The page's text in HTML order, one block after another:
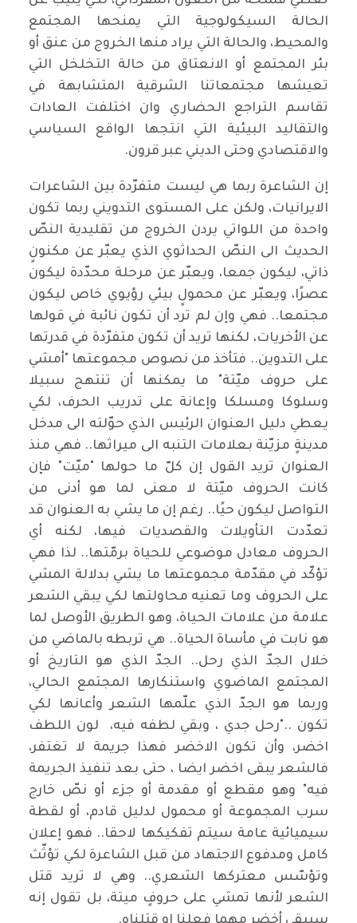
الحالة السيكولوجية التي يمنحها المجتمع
والمحيط، والحالة التي يراد منها الخروج من عنق أو
بئر المجتمع أو الانعتاق من حالة التخلخل التي
تعيشها مجتمعاتنا الشرقية المتشابهة في
تقاسم التراجع الحضاري وان اختلفت العادات
والتقاليد البيئية التي انتجها الواقع السياسي
والاقتصادي وحتى الديني عبر قرون.
إن الشاعرة ربما هي ليست متفرّدة بين الشاعرات
الايرانيات، ولكن على المستوى التدويني ربما تكون
واحدة من اللواتي يردن الخروج من تقليدية النصّ
الحديث الى النصّ الحداثوي الذي يعبّر عن مكنونٍ
ذاتي، ليكون جمعا، ويعبّر عن مرحلة محدّدة ليكون
عصرًا، ويعبّر عن محمولٍ بيئي رؤيوي خاص ليكون
مجتمعا.. فهي وإن لم ترد أن تكون نائبة في قولها
عن الأخريات، لكنها تريد أن تكون متفرّدة في قدرتها
على التدوين.. فتأخذ من نصوص مجموعتها "أمشي
على حروف ميّتة" ما يمكنها أن تنتهج سبيلا
وسلوكا ومسلكا وإعانة على تدريب الحرف، لكي
يعطي دليل العنوان الرئيس الذي حوّلته الى مدخل
مدينةٍ مزيّنة بعلامات التنبه الى ميراثها.. فهي منذ
العنوان تريد القول إن كلّ ما حولها "ميّت" فإن
كانت الحروف ميّتة لا معنى لما هو أدنى من
التواصل ليكون حيًا.. رغم إن ما يشي به العنوان قد
تعدّدت التأويلات والقصديات فيها، لكنه أي
الحروف معادل موضوعي للحياة برمّتها.. لذا فهي
تؤكّد في مقدّمة مجموعتها ما يشي بدلالة المشي
على الحروف وما تعنيه محاولتها لكي يبقي الشعر
علامة من علامات الحياة، وهو الطريق الأوصل لما
هو نابت في مأساة الحياة.. هي تربطه بالماضي من
خلال الجدّ الذي رحل.. الجدّ الذي هو التاريخ أو
المجتمع الماضوي واستنكارها المجتمع الحالي،
وربما هو الجدّ الذي علّمها الشعر وأعانها لكي
تكون .."رحل جدي ، وبقي لطفه فيه، لون اللطف
اخضر، وأن تكون الاخضر فهذا جريمة لا تغتفر،
فالشعر يبقى اخضر ايضا ، حتى بعد تنفيذ الجريمة
فيه" وهو مقطع أو مقدمة أو جزء أو نصّ خارج
سرب المجموعة أو محمول لدليل قادم، أو لقطة
سيميائية عامة سيتم تفكيكها لاحقا.. فهو إعلان
كامل ومدفوع الاجتهاد من قبل الشاعرة لكي تؤثّث
وتؤسّس معتركها الشعري.. وهي لا تريد قتل
الشعر لأنها تمشي على حروفٍ ميتة، بل تقول إنه